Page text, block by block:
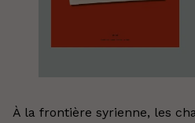
À la frontière syrienne, les